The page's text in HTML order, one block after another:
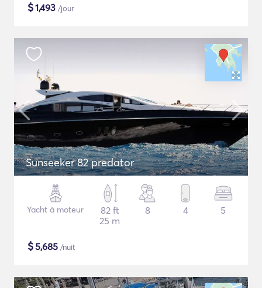
$1,493 /jour
Sunseeker 82 predator
Yacht à moteur
82 ft
25 m
8 4 5
$5,685 /nuit